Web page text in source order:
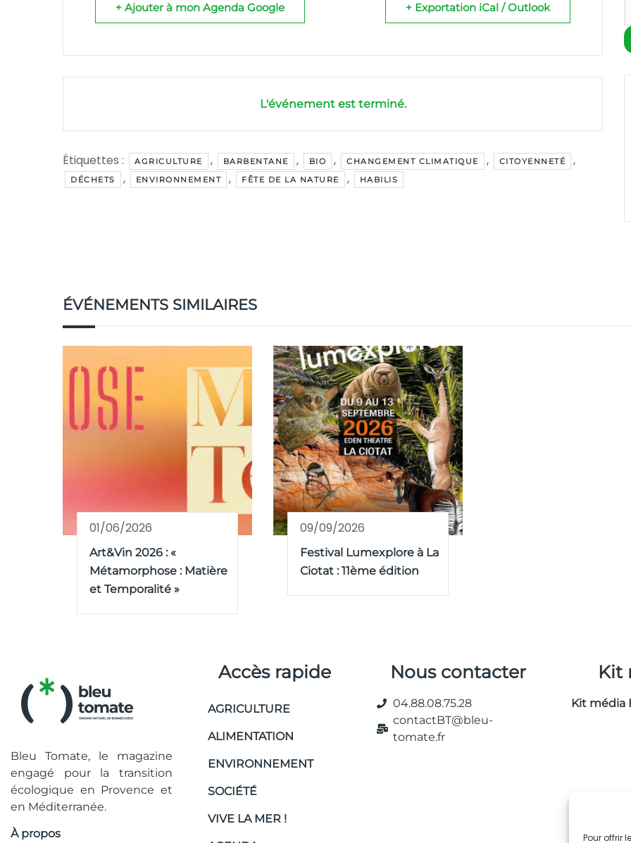
Pour offrir
+ Ajouter à mon Agenda Google + Exportation iCal / Outlook
L'événement est terminé.
Étiquettes : AGRICULTURE , BARBENTANE , BIO , CHANGEMENT CLIMATIQUE , CITOYENNETÉ ,
DÉCHETS , ENVIRONNEMENT , FÊTE DE LA NATURE , HABILIS
ÉVÉNEMENTS SIMILAIRES
01/06/2026
Art&Vin 2026 : «
Métamorphose : Matière
et Temporalité »
09/09/2026
Festival Lumexplore à La
Ciotat : 11ème édition
Bleu Tomate, le magazine
engagé pour la transition
écologique en Provence et
en Méditerranée.
À propos
Accès rapide
AGRICULTURE
ALIMENTATION
ENVIRONNEMENT
SOCIÉTÉ
VIVE LA MER !
Nous contacter
04.88.08.75.28
contactBT@bleu-
tomate.fr
Kit
Kit média